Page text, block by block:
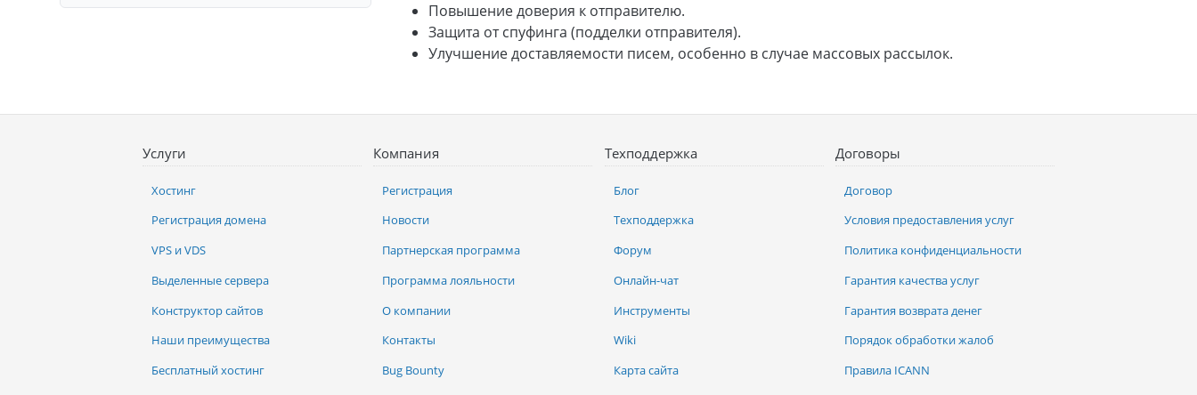
Повышение доверия к отправителю.
Защита от спуфинга (подделки отправителя).
Улучшение доставляемости писем, особенно в случае массовых рассылок.
Услуги
Хостинг
Регистрация домена
VPS и VDS
Выделенные сервера
Конструктор сайтов
Наши преимущества
Бесплатный хостинг
Компания
Регистрация
Новости
Партнерская программа
Программа лояльности
О компании
Контакты
Bug Bounty
Техподдержка
Блог
Техподдержка
Форум
Онлайн-чат
Инструменты
Wiki
Карта сайта
Договоры
Договор
Условия предоставления услуг
Политика конфиденциальности
Гарантия качества услуг
Гарантия возврата денег
Порядок обработки жалоб
Правила ICANN